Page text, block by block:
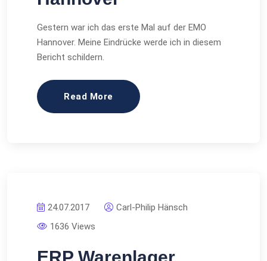
Gestern war ich das erste Mal auf der EMO
Hannover. Meine Eindrücke werde ich in diesem
Bericht schildern.
Read More
24.07.2017
Carl-Philip Hänsch
1636 Views